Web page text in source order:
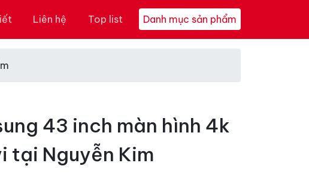
Liên hệ Top list Danh mục sản phẩm
43 inch màn hình 4k
tại Nguyễn Kim